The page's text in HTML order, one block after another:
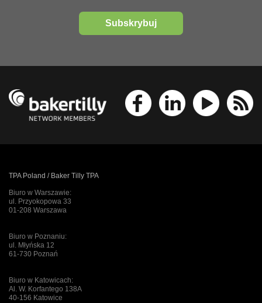
Subskrybuj
TPA Poland / Baker Tilly TPA
Biuro w Warszawie:
ul. Przyokopowa 33
01-208 Warszawa
Biuro w Poznaniu:
ul. Młyńska 12
61-730 Poznań
Biuro w Katowicach:
Al. W. Korfantego 138A
40-156 Katowice